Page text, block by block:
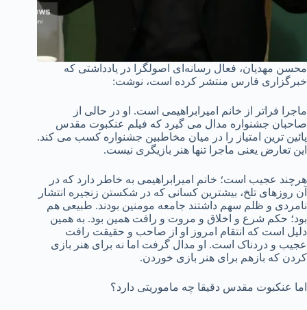
محسن مهدیان، فعال رسانه‌ای اصولگرا در یادداشتی که
خبرگزاری فارس منتشر کرده است، نوشت:
ماجرا فراتر از خانم امیرابراهیمی است. او در حالی از
صاحبان جشنواره مدال می گیرد که فیلم عنکبوت مقدس
پائین ترین امتیاز را در میان مخاطبین جشنواره کسب می کند.
این تعارض یعنی ماجرا تنها هنر بازیگری نیست.
هرچند عجیب است؛ خانم امیرابراهیمی به خاطر دارد که در
آن روزهای تلخ، بیشترین کسانی که در شکستن زنجیره انتشار
نامردی و ظلم سهم داشتند جامعه مومنین بودند. طبیعی هم
بود؛ حکم شرع و اخلاق و مروت و رافت همین بود. به همین
دلیل است که انتقام امروز او از صاحب و حقیقت رافت
عجیب و دردناک است. او مدال گرفت اما نه برای هنر بازی
کردن که بازهم برای هنر بازی خوردن.
اما عنکبوت مقدس دقیقا چه ماموریتی دارد؟